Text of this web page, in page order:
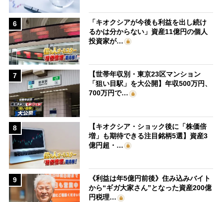
6
「キオクシアが今後も利益を出し続け
るかは分からない」資産11億円の個人
投資家が…
7
【世帯年収別・東京23区マンション
「狙い目駅」を大公開】年収500万円、
700万円で…
8
【キオクシア・ショック後に「株価倍
増」も期待できる注目銘柄5選】資産3
億円超・…
9
《利益は年5億円前後》住み込みバイト
から“ギガ大家さん”となった資産200億
円税理…